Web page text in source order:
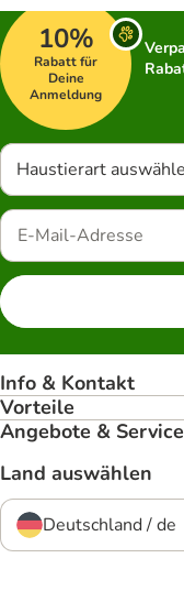
10%
Rabatt für
Deine
Anmeldung
Haustierart
Info & Kontakt
Vorteile
Angebote &
Land auswählen
Deutschland / de